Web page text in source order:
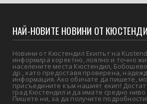
НАЙ-НОВИТЕ НОВИНИ ОТ
Новини от Кюстендил Екипът на
информира коректно, лоялно и точно
населените места Кюстендил,
др., като предоставя проверена,
информация. Ако обичате да пишете,
присъедините към нашият екип!
град Кюстендил и да имате средно ниво
Пишете ни, за да получите подробности!